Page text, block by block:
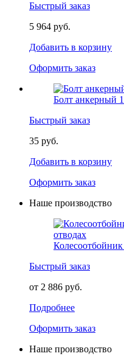
Быстрый заказ
5 964 руб.
Добавить в корзину
Оформить заказ
Болт анкерный
Быстрый заказ
35 руб.
Добавить в корзину
Оформить заказ
Наше производство
Быстрый заказ
от 2 886 руб.
Подробнее
Оформить заказ
Наше производство